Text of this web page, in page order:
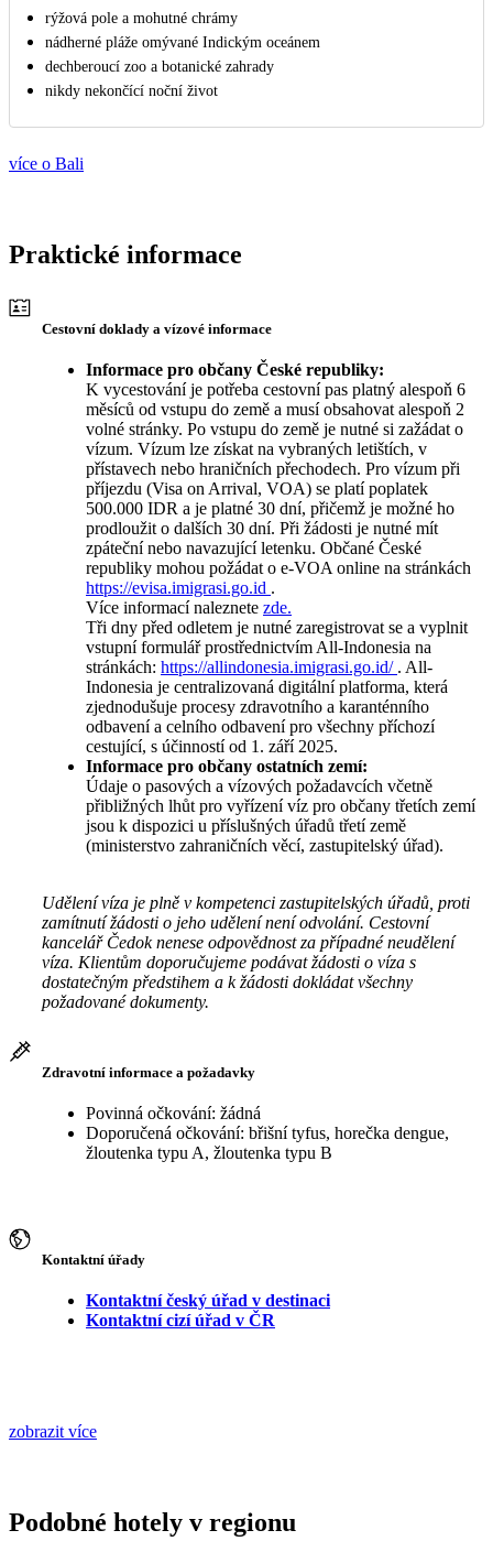
rýžová pole a mohutné chrámy
nádherné pláže omývané Indickým oceánem
dechberoucí zoo a botanické zahrady
nikdy nekončící noční život
více o Bali
Praktické informace
Cestovní doklady a vízové informace
Informace pro občany České republiky:
K vycestování je potřeba cestovní pas platný alespoň 6
měsíců od vstupu do země a musí obsahovat alespoň 2
volné stránky. Po vstupu do země je nutné si zažádat o
vízum. Vízum lze získat na vybraných letištích, v
přístavech nebo hraničních přechodech. Pro vízum při
příjezdu (Visa on Arrival, VOA) se platí poplatek
500.000 IDR a je platné 30 dní, přičemž je možné ho
prodloužit o dalších 30 dní. Při žádosti je nutné mít
zpáteční nebo navazující letenku. Občané České
republiky mohou požádat o e-VOA online na stránkách
https://evisa.imigrasi.go.id .
Více informací naleznete zde.
Tři dny před odletem je nutné zaregistrovat se a vyplnit
vstupní formulář prostřednictvím All-Indonesia na
stránkách: https://allindonesia.imigrasi.go.id/ . All-
Indonesia je centralizovaná digitální platforma, která
zjednodušuje procesy zdravotního a karanténního
odbavení a celního odbavení pro všechny příchozí
cestující, s účinností od 1. září 2025.
Informace pro občany ostatních zemí:
Údaje o pasových a vízových požadavcích včetně
přibližných lhůt pro vyřízení víz pro občany třetích zemí
jsou k dispozici u příslušných úřadů třetí země
(ministerstvo zahraničních věcí, zastupitelský úřad).
Udělení víza je plně v kompetenci zastupitelských úřadů, proti
zamítnutí žádosti o jeho udělení není odvolání. Cestovní
kancelář Čedok nenese odpovědnost za případné neudělení
víza. Klientům doporučujeme podávat žádosti o víza s
dostatečným předstihem a k žádosti dokládat všechny
požadované dokumenty.
Zdravotní informace a požadavky
Povinná očkování: žádná
Doporučená očkování: břišní tyfus, horečka dengue,
žloutenka typu A, žloutenka typu B
Kontaktní úřady
Kontaktní český úřad v destinaci
Kontaktní cizí úřad v ČR
zobrazit více
Podobné hotely v regionu